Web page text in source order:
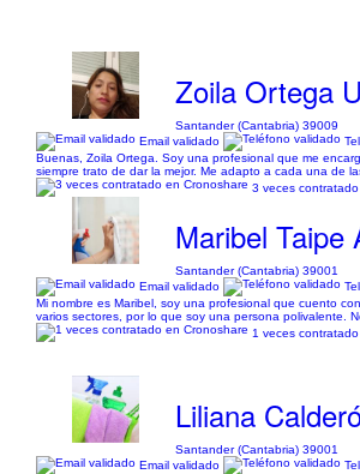
Zoila Ortega
Santander (Cantabria) 39009
Email validado
Buenas, Zoila Ortega. Soy una profesional que me
siempre trato de dar la mejor. Me adapto a cada una de
3 veces
Maribel Taipe
Santander (Cantabria) 39001
Email validado
Mi nombre es Maribel, soy una profesional que cuento
varios sectores, por lo que soy una persona polivalente.
1 veces
Liliana
Santander (Cantabria) 39001
Email validado